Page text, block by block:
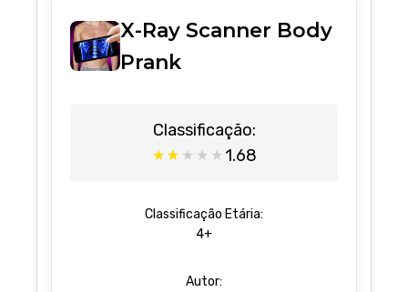
X-Ray Scanner Body
Prank
Classificação:
★ ★ ★ ★ ★ 1.68
Classificação Etária:
4+
Autor: